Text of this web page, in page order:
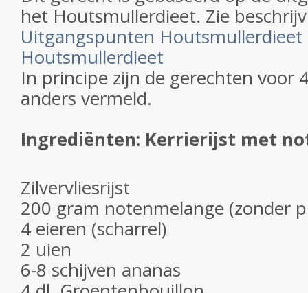
het Houtsmullerdieet. Zie
Uitgangspunten Houtsmullerdieet
Houtsmullerdieet
In principe zijn de gerechten voor
anders vermeld.
Ingrediënten: Kerrierijst met
Zilvervliesrijst
200 gram notenmelange (zonder
4 eieren (scharrel)
2 uien
6-8 schijven ananas